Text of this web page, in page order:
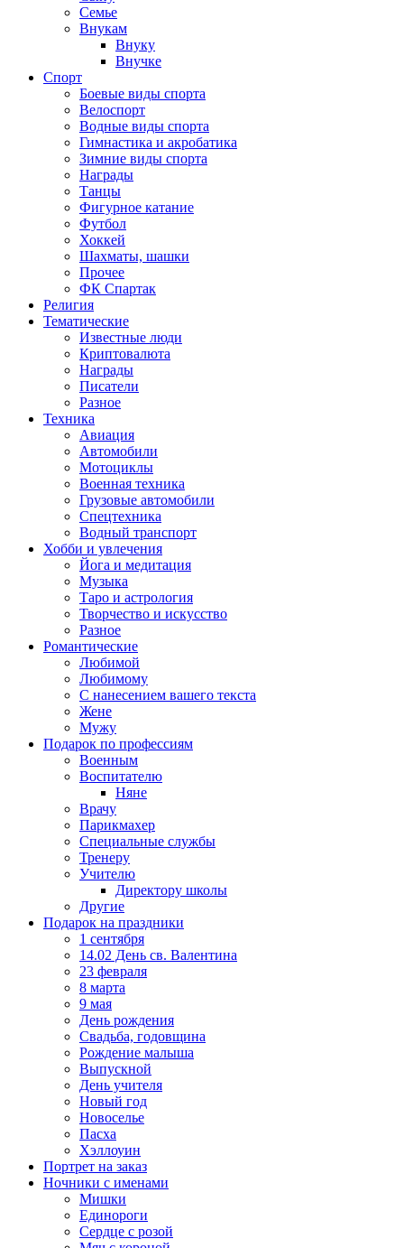
Семье
Внукам
Внуку
Внучке
Спорт
Боевые виды спорта
Велоспорт
Водные виды спорта
Гимнастика и акробатика
Зимние виды спорта
Награды
Танцы
Фигурное катание
Футбол
Хоккей
Шахматы, шашки
Прочее
ФК Спартак
Религия
Тематические
Известные люди
Криптовалюта
Награды
Писатели
Разное
Техника
Авиация
Автомобили
Мотоциклы
Военная техника
Грузовые автомобили
Спецтехника
Водный транспорт
Хобби и увлечения
Йога и медитация
Музыка
Таро и астрология
Творчество и искусство
Разное
Романтические
Любимой
Любимому
С нанесением вашего текста
Жене
Мужу
Подарок по профессиям
Военным
Воспитателю
Няне
Врачу
Парикмахер
Специальные службы
Тренеру
Учителю
Директору школы
Другие
Подарок на праздники
1 сентября
14.02 День св. Валентина
23 февраля
8 марта
9 мая
День рождения
Свадьба, годовщина
Рождение малыша
Выпускной
День учителя
Новый год
Новоселье
Пасха
Хэллоуин
Портрет на заказ
Ночники с именами
Мишки
Единороги
Сердце с розой